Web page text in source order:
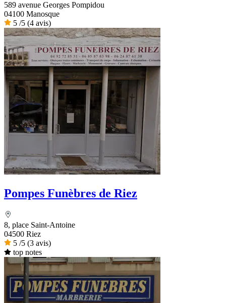
589 avenue Georges Pompidou
04100 Manosque
5 /5 (4 avis)
Pompes Funèbres de Riez
8, place Saint-Antoine
04500 Riez
5 /5 (3 avis)
top notes